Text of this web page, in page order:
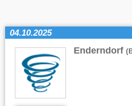
04.10.2025
Enderndorf